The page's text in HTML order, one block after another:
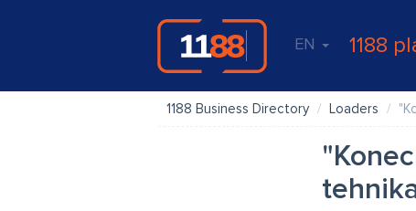
EN 1188
1188 Business Directory Loaders